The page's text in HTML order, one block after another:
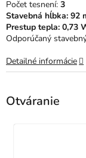
Otváranie
Počet tesnení: 3
Stavebná hĺbka: 92
Prestup tepla: 0,73
Odporúčaný
Detailné informácie